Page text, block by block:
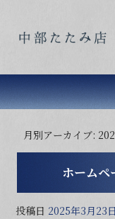
月別アーカイブ:
ホームペ
投稿日 2025年3月23日